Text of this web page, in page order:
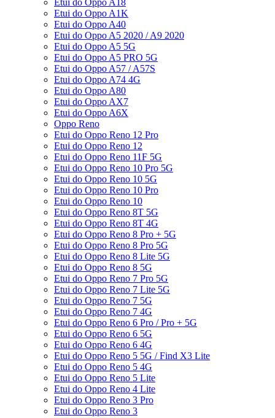
Etui do Oppo A18
Etui do Oppo A1K
Etui do Oppo A40
Etui do Oppo A5 2020 / A9 2020
Etui do Oppo A5 5G
Etui do Oppo A5 PRO 5G
Etui do Oppo A57 / A57S
Etui do Oppo A74 4G
Etui do Oppo A80
Etui do Oppo AX7
Etui do Oppo A6X
Oppo Reno
Etui do Oppo Reno 12 Pro
Etui do Oppo Reno 12
Etui do Oppo Reno 11F 5G
Etui do Oppo Reno 10 Pro 5G
Etui do Oppo Reno 10 5G
Etui do Oppo Reno 10 Pro
Etui do Oppo Reno 10
Etui do Oppo Reno 8T 5G
Etui do Oppo Reno 8T 4G
Etui do Oppo Reno 8 Pro + 5G
Etui do Oppo Reno 8 Pro 5G
Etui do Oppo Reno 8 Lite 5G
Etui do Oppo Reno 8 5G
Etui do Oppo Reno 7 Pro 5G
Etui do Oppo Reno 7 Lite 5G
Etui do Oppo Reno 7 5G
Etui do Oppo Reno 7 4G
Etui do Oppo Reno 6 Pro / Pro + 5G
Etui do Oppo Reno 6 5G
Etui do Oppo Reno 6 4G
Etui do Oppo Reno 5 5G / Find X3 Lite
Etui do Oppo Reno 5 4G
Etui do Oppo Reno 5 Lite
Etui do Oppo Reno 4 Lite
Etui do Oppo Reno 3 Pro
Etui do Oppo Reno 3